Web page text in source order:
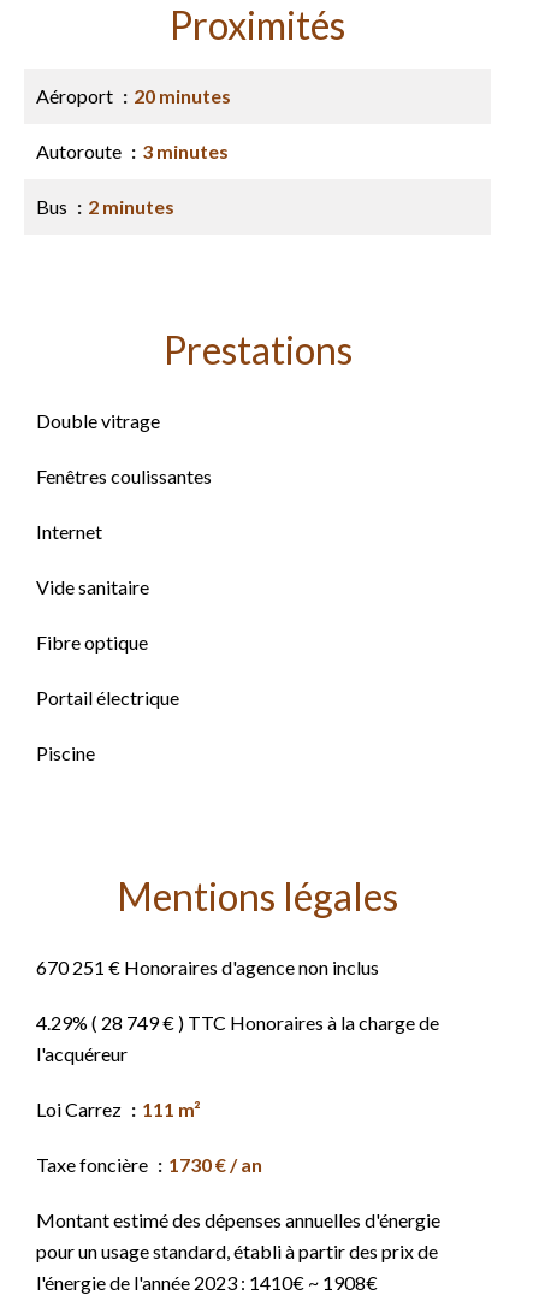
Proximités
Aéroport 20 minutes
Autoroute 3 minutes
Bus 2 minutes
Prestations
Double vitrage
Fenêtres coulissantes
Internet
Vide sanitaire
Fibre optique
Portail électrique
Piscine
Mentions légales
670 251 € Honoraires d'agence non inclus
4.29% ( 28 749 € ) TTC Honoraires à la charge de
l'acquéreur
Loi Carrez 111 m²
Taxe foncière 1730 € / an
Montant estimé des dépenses annuelles d'énergie
pour un usage standard, établi à partir des prix de
l'énergie de l'année 2023 : 1410€ ~ 1908€